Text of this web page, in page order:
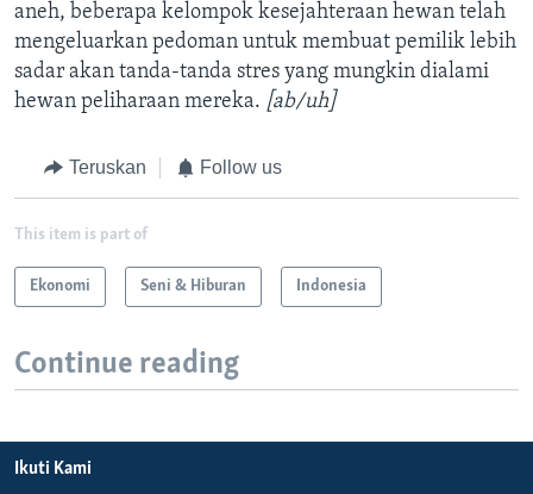
aneh, beberapa kelompok kesejahteraan hewan telah
mengeluarkan pedoman untuk membuat pemilik lebih
sadar akan tanda-tanda stres yang mungkin dialami
hewan peliharaan mereka. [ab/uh]
Teruskan Follow us
This item is part of
Ekonomi Seni & Hiburan Indonesia
Continue reading
Ikuti Kami